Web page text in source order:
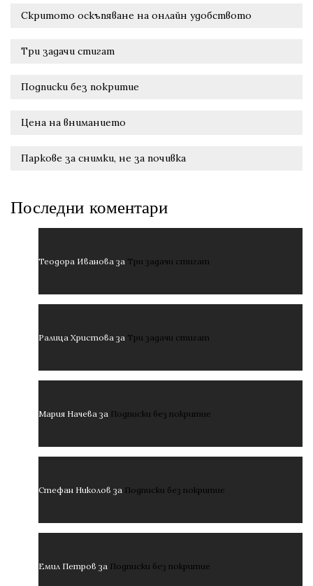
Скритото оскъпяване на онлайн удобството
Три задачи стигат
Подписки без покритие
Цена на вниманието
Паркове за снимки, не за почивка
Последни коментари
Теодора Иванова за Три задачи стигат
Ралица Христова за Три задачи стигат
Мария Начева за Подписки без покритие
Стефан Николов за Подписки без покритие
Емил Петров за Подписки без покритие